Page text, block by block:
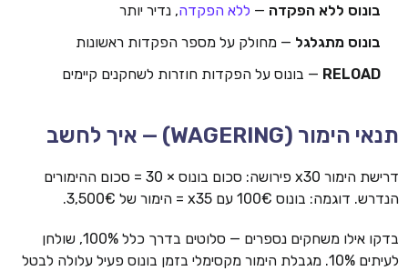
בונוס ללא הפקדה — ללא הפקדה, נדיר יותר
בונוס מתגלגל — מחולק על מספר הפקדות ראשונות
RELOAD — בונוס על הפקדות חוזרות לשחקנים קיימים
תנאי הימור (WAGERING) — איך לחשב
דרישת הימור x30 פירושה: סכום בונוס × 30 = סכום ההימורים
הנדרש. דוגמה: בונוס 100€ עם x35 = הימור של 3,500€.
בדקו אילו משחקים נספרים — סלוטים בדרך כלל 100%, שולחן
לעיתים 10%. מגבלת הימור מקסימלי בזמן בונוס פעיל עלולה לבטל